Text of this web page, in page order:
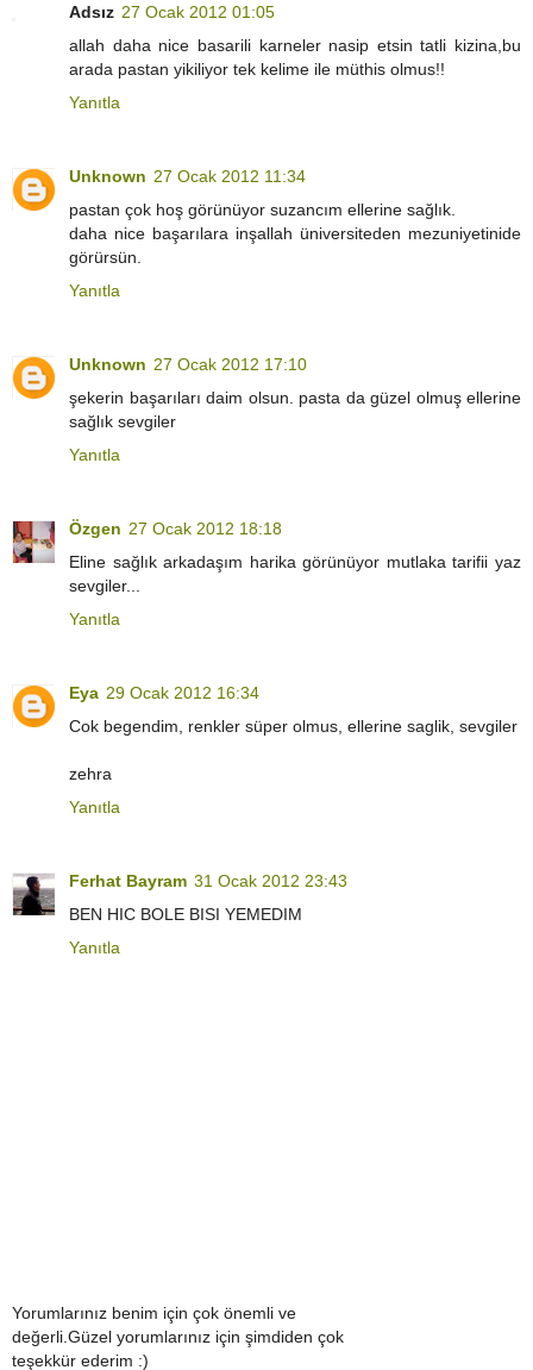
Adsız 27 Ocak 2012 01:05
allah daha nice basarili karneler nasip etsin tatli kizina,bu
arada pastan yikiliyor tek kelime ile müthis olmus!!
Yanıtla
Unknown 27 Ocak 2012 11:34
pastan çok hoş görünüyor suzancım ellerine sağlık.
daha nice başarılara inşallah üniversiteden mezuniyetinide
görürsün.
Yanıtla
Unknown 27 Ocak 2012 17:10
şekerin başarıları daim olsun. pasta da güzel olmuş ellerine
sağlık sevgiler
Yanıtla
Özgen 27 Ocak 2012 18:18
Eline sağlık arkadaşım harika görünüyor mutlaka tarifii yaz
sevgiler...
Yanıtla
Eya 29 Ocak 2012 16:34
Cok begendim, renkler süper olmus, ellerine saglik, sevgiler
zehra
Yanıtla
Ferhat Bayram 31 Ocak 2012 23:43
BEN HIC BOLE BISI YEMEDIM
Yanıtla
Yorumlarınız benim için çok önemli ve
değerli.Güzel yorumlarınız için şimdiden çok
teşekkür ederim :)